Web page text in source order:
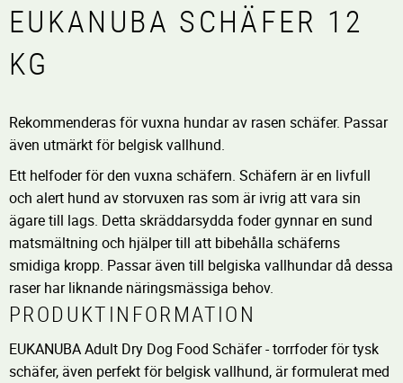
EUKANUBA SCHÄFER 12
KG
Rekommenderas för vuxna hundar av rasen schäfer. Passar
även utmärkt för belgisk vallhund.
Ett helfoder för den vuxna schäfern. Schäfern är en livfull
och alert hund av storvuxen ras som är ivrig att vara sin
ägare till lags. Detta skräddarsydda foder gynnar en sund
matsmältning och hjälper till att bibehålla schäferns
smidiga kropp. Passar även till belgiska vallhundar då dessa
raser har liknande näringsmässiga behov.
PRODUKTINFORMATION
EUKANUBA Adult Dry Dog Food Schäfer - torrfoder för tysk
schäfer, även perfekt för belgisk vallhund, är formulerat med